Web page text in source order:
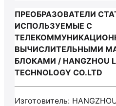
ПРЕОБРАЗОВАТЕЛИ
ИСПОЛЬЗУЕМЫЕ С
ВЫЧИСЛИТЕЛЬНЫМИ
БЛОКАМИ / HANGZHOU
TECHNOLOGY CO.LTD
Изготовитель: